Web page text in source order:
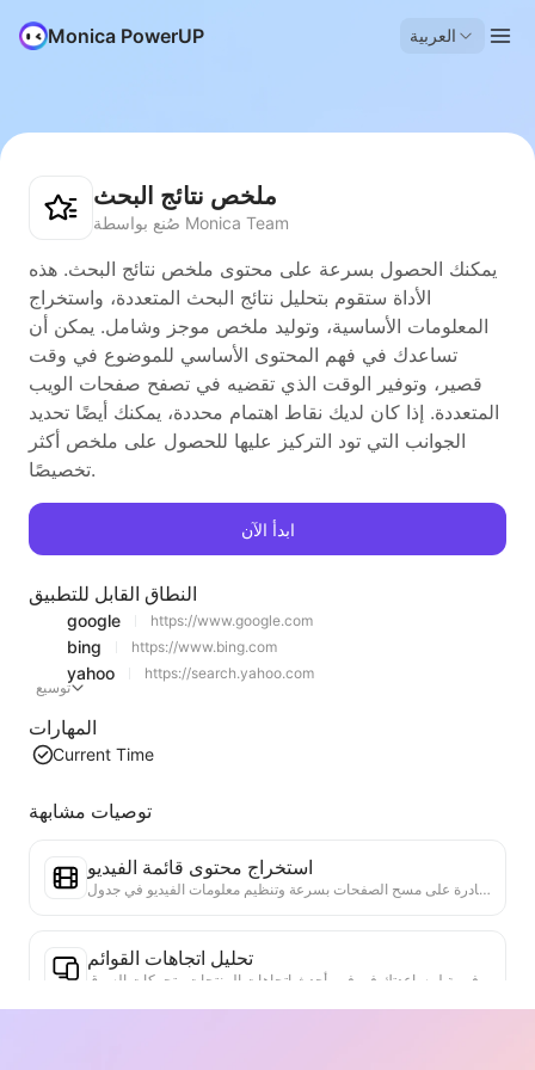
Monica PowerUP العربية
ملخص نتائج البحث
صُنع بواسطة Monica Team
يمكنك الحصول بسرعة على محتوى ملخص نتائج البحث. هذه
الأداة ستقوم بتحليل نتائج البحث المتعددة، واستخراج
المعلومات الأساسية، وتوليد ملخص موجز وشامل. يمكن أن
تساعدك في فهم المحتوى الأساسي للموضوع في وقت
قصير، وتوفير الوقت الذي تقضيه في تصفح صفحات الويب
المتعددة. إذا كان لديك نقاط اهتمام محددة، يمكنك أيضًا تحديد
الجوانب التي تود التركيز عليها للحصول على ملخص أكثر
تخصيصًا.
ابدأ الآن
النطاق القابل للتطبيق
google https://www.google.com
bing https://www.bing.com
yahoo
https://search.yahoo.com
توسيع
المهارات
Current Time
توصيات مشابهة
استخراج محتوى قائمة الفيديو
أداة فعالة لاستخراج محتوى الفيديو من صفحات الويب، قادرة على مسح الصفحات بسرعة وتنظيم معلومات الفيديو في جدول Markdown منظم.
تحليل اتجاهات القوائم